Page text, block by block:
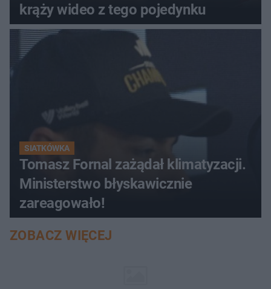
krąży wideo z tego pojedynku
SIATKÓWKA
Tomasz Fornal zażądał klimatyzacji.
Ministerstwo błyskawicznie
zareagowało!
ZOBACZ WIĘCEJ